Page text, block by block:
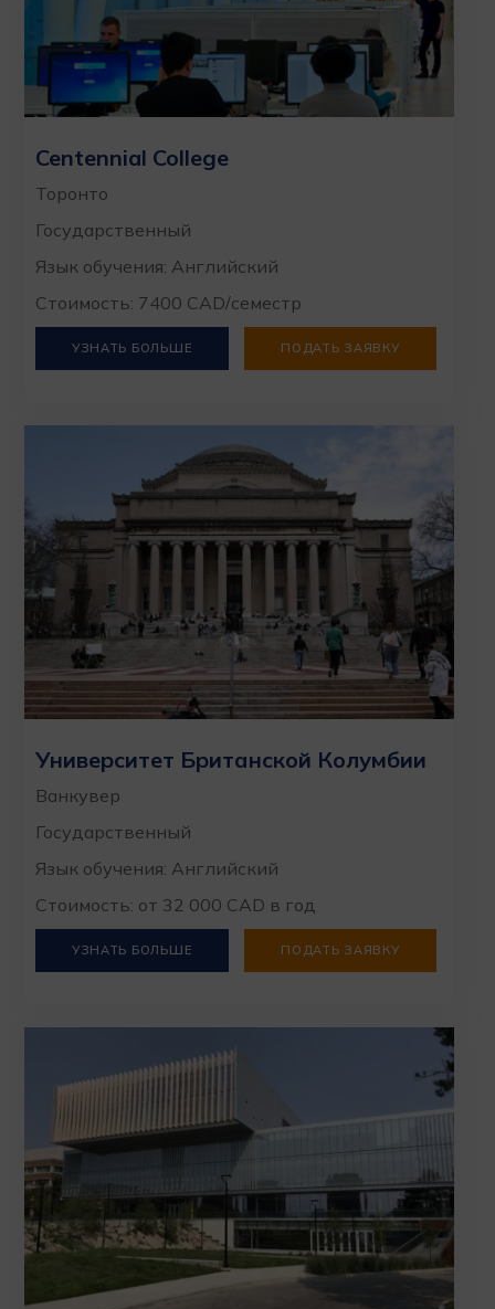
Centennial College
Торонто
Государственный
Язык обучения: Английский
Стоимость: 7400 CAD/семестр
УЗНАТЬ БОЛЬШЕ ПОДАТЬ ЗАЯВКУ
Университет Британской Колумбии
Ванкувер
Государственный
Язык обучения: Английский
Стоимость: от 32 000 CAD в год
УЗНАТЬ БОЛЬШЕ ПОДАТЬ ЗАЯВКУ